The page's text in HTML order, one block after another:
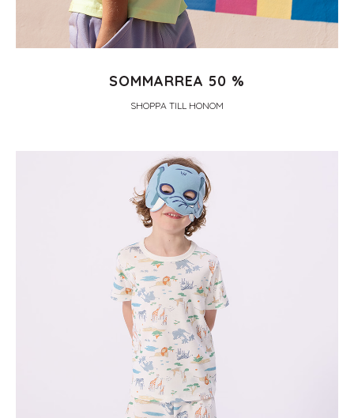
SOMMARREA 50 %
SHOPPA TILL HONOM